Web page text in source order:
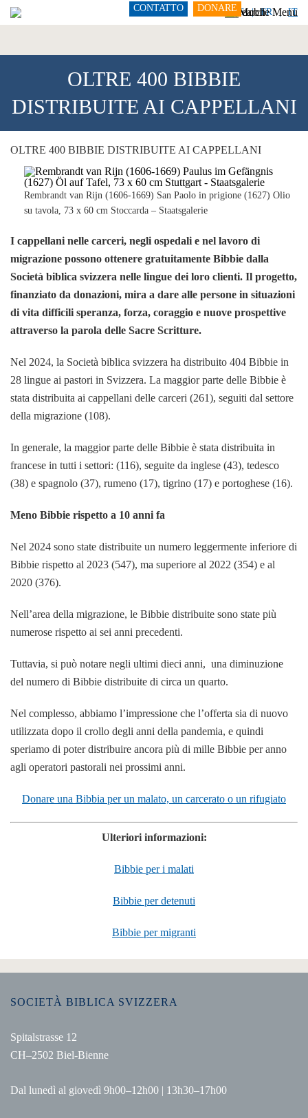
DE FR IT
CONTATTO DONARE
OLTRE 400 BIBBIE
DISTRIBUITE AI CAPPELLANI
OLTRE 400 BIBBIE DISTRIBUITE AI CAPPELLANI
Rembrandt van Rijn (1606-1669) San Paolo in prigione (1627) Olio
su tavola, 73 x 60 cm Stoccarda – Staatsgalerie
I cappellani nelle carceri, negli ospedali e nel lavoro di
migrazione possono ottenere gratuitamente Bibbie dalla
Società biblica svizzera nelle lingue dei loro clienti. Il progetto,
finanziato da donazioni, mira a dare alle persone in situazioni
di vita difficili speranza, forza, coraggio e nuove prospettive
attraverso la parola delle Sacre Scritture.
Nel 2024, la Società biblica svizzera ha distribuito 404 Bibbie in
28 lingue ai pastori in Svizzera. La maggior parte delle Bibbie è
stata distribuita ai cappellani delle carceri (261), seguiti dal settore
della migrazione (108).
In generale, la maggior parte delle Bibbie è stata distribuita in
francese in tutti i settori: (116), seguite da inglese (43), tedesco
(38) e spagnolo (37), rumeno (17), tigrino (17) e portoghese (16).
Meno Bibbie rispetto a 10 anni fa
Nel 2024 sono state distribuite un numero leggermente inferiore di
Bibbie rispetto al 2023 (547), ma superiore al 2022 (354) e al
2020 (376).
Nell’area della migrazione, le Bibbie distribuite sono state più
numerose rispetto ai sei anni precedenti.
Tuttavia, si può notare negli ultimi dieci anni, una diminuzione
del numero di Bibbie distribuite di circa un quarto.
Nel complesso, abbiamo l’impressione che l’offerta sia di nuovo
utilizzata dopo il crollo degli anni della pandemia, e quindi
speriamo di poter distribuire ancora più di mille Bibbie per anno
agli operatori pastorali nei prossimi anni.
Donare una Bibbia per un malato, un carcerato o un rifugiato
Ulteriori informazioni:
Bibbie per i malati
Bibbie per detenuti
Bibbie per migranti
SOCIETÀ BIBLICA SVIZZERA
Spitalstrasse 12
CH–2502 Biel-Bienne
Dal lunedì al giovedì 9h00–12h00 | 13h30–17h00